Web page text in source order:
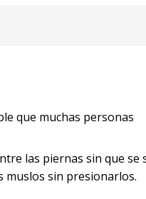
que muchas personas
las piernas sin que se
muslos sin presionarlos.